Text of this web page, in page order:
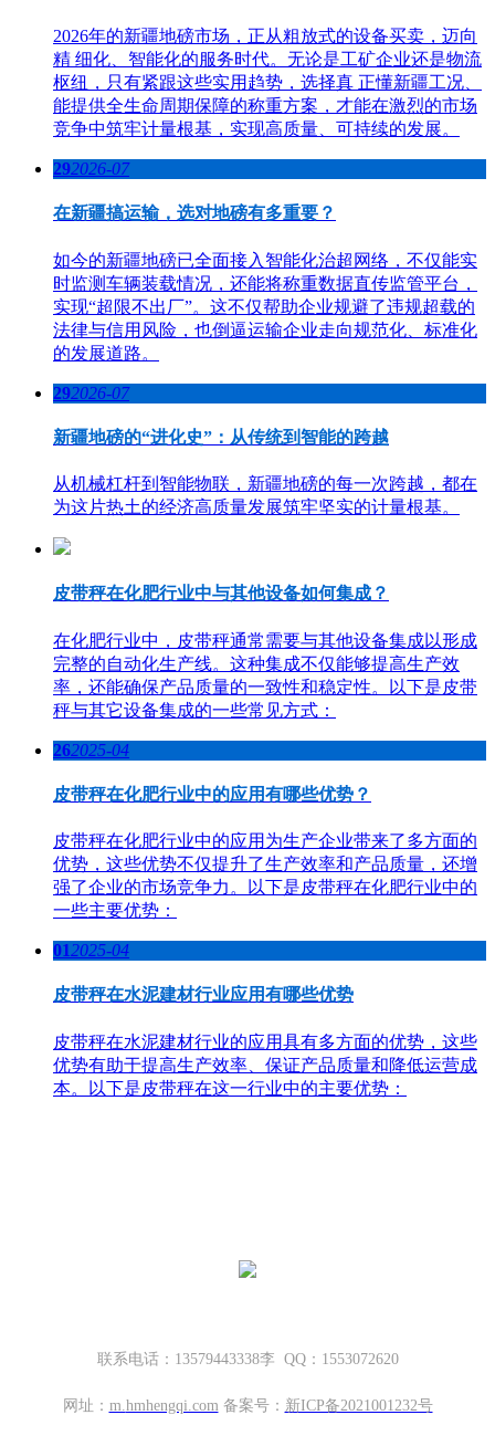
2026年的新疆地磅市场，正从粗放式的设备买卖，迈向
精 细化、智能化的服务时代。无论是工矿企业还是物流
枢纽，只有紧跟这些实用趋势，选择真 正懂新疆工况、
能提供全生命周期保障的称重方案，才能在激烈的市场
竞争中筑牢计量根基，实现高质量、可持续的发展。
292026-07
在新疆搞运输，选对地磅有多重要？
如今的新疆地磅已全面接入智能化治超网络，不仅能实
时监测车辆装载情况，还能将称重数据直传监管平台，
实现“超限不出厂”。这不仅帮助企业规避了违规超载的
法律与信用风险，也倒逼运输企业走向规范化、标准化
的发展道路。
292026-07
新疆地磅的“进化史”：从传统到智能的跨越
从机械杠杆到智能物联，新疆地磅的每一次跨越，都在
为这片热土的经济高质量发展筑牢坚实的计量根基。
皮带秤在化肥行业中与其他设备如何集成？
在化肥行业中，皮带秤通常需要与其他设备集成以形成
完整的自动化生产线。这种集成不仅能够提高生产效
率，还能确保产品质量的一致性和稳定性。以下是皮带
秤与其它设备集成的一些常见方式：
262025-04
皮带秤在化肥行业中的应用有哪些优势？
皮带秤在化肥行业中的应用为生产企业带来了多方面的
优势，这些优势不仅提升了生产效率和产品质量，还增
强了企业的市场竞争力。以下是皮带秤在化肥行业中的
一些主要优势：
012025-04
皮带秤在水泥建材行业应用有哪些优势
皮带秤在水泥建材行业的应用具有多方面的优势，这些
优势有助于提高生产效率、保证产品质量和降低运营成
本。以下是皮带秤在这一行业中的主要优势：
联系电话：13579443338李 QQ：1553072620
网址： m. hmhengqi.com 备案号： 新ICP备2021001232号